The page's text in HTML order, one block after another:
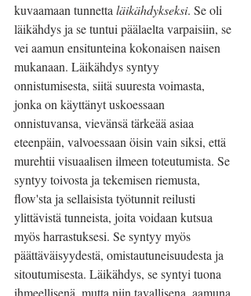
kuvaamaan tunnetta läikähdykseksi. Se oli
läikähdys ja se tuntui päälaelta varpaisiin, se
vei aamun ensitunteina kokonaisen naisen
mukanaan. Läikähdys syntyy
onnistumisesta, siitä suuresta voimasta,
jonka on käyttänyt uskoessaan
onnistuvansa, vievänsä tärkeää asiaa
eteenpäin, valvoessaan öisin vain siksi, että
murehtii visuaalisen ilmeen toteutumista. Se
syntyy toivosta ja tekemisen riemusta,
flow'sta ja sellaisista työtunnit reilusti
ylittävistä tunneista, joita voidaan kutsua
myös harrastuksesi. Se syntyy myös
päättäväisyydestä, omistautuneisuudesta ja
sitoutumisesta. Läikähdys, se syntyi tuona
ihmeellisenä, mutta niin tavallisena, aamuna